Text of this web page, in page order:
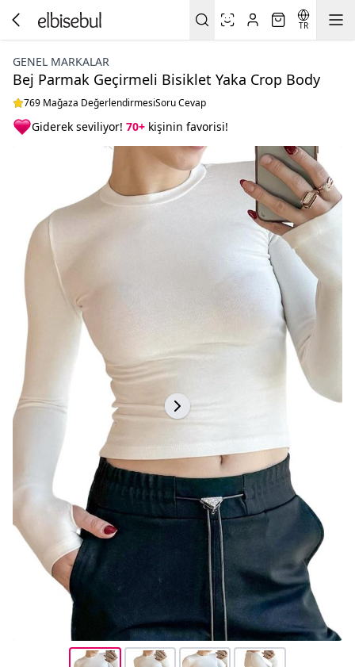
TR
GENEL MARKALAR
Bej Parmak Geçirmeli Bisiklet Yaka Crop Body
769 Mağaza DeğerlendirmesiSoru Cevap
Giderek seviliyor! 70+ kişinin favorisi!